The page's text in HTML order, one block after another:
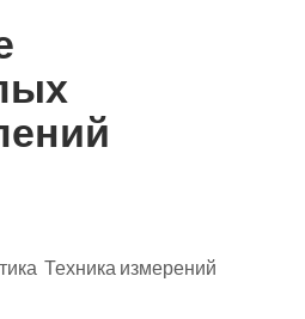
Техника измерений